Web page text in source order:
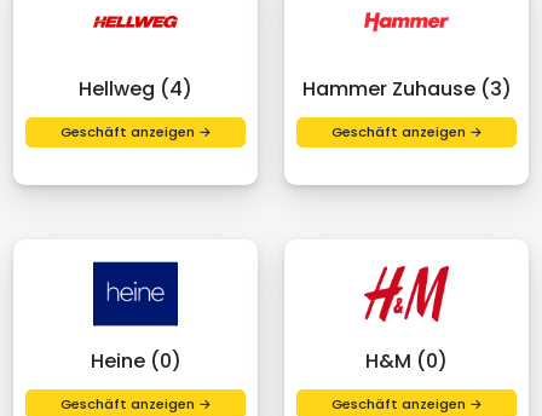
Hellweg (4)
Geschäft anzeigen →
Hammer Zuhause (3)
Geschäft anzeigen →
Heine (0)
Geschäft anzeigen →
H&M (0)
Geschäft anzeigen →